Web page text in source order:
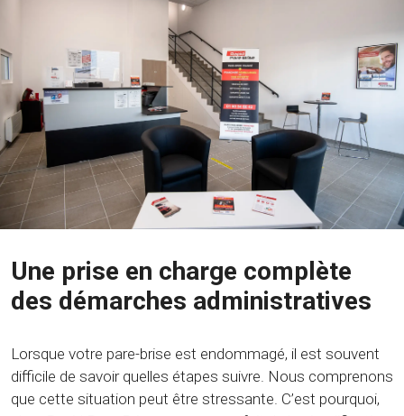
Une prise en charge complète
des démarches administratives
Lorsque votre pare-brise est endommagé, il est souvent
difficile de savoir quelles étapes suivre. Nous comprenons
que cette situation peut être stressante. C’est pourquoi,